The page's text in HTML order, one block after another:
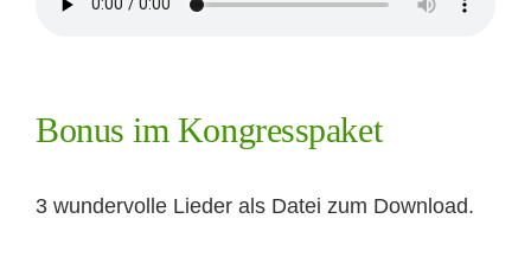
Bonus im Kongresspaket
3 wundervolle Lieder als Datei zum Download.